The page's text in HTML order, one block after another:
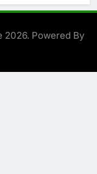
2026. Powered By